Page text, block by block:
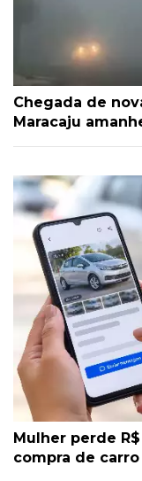
Chegada de
Maracaju
Mulher perde
compra de carro